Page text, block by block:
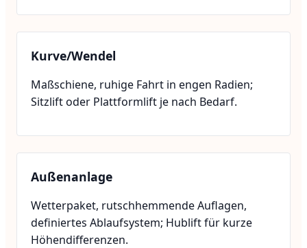
Kurve/Wendel
Maßschiene, ruhige Fahrt in engen Radien;
Sitzlift oder Plattformlift je nach Bedarf.
Außenanlage
Wetterpaket, rutschhemmende Auflagen,
definiertes Ablaufsystem; Hublift für kurze
Höhendifferenzen.